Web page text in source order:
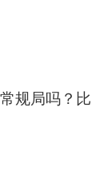
规局吗？比